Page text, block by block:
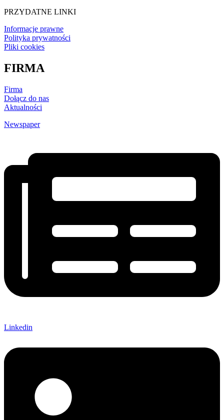
PRZYDATNE LINKI
Informacje prawne
Polityka prywatności
Pliki cookies
FIRMA
Firma
Dołącz do nas
Aktualności
Newspaper
Linkedin